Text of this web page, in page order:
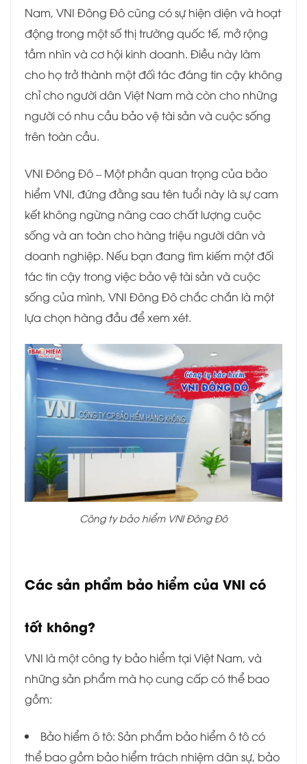
Nam, VNI Đông Đô cũng có sự hiện diện và hoạt
động trong một số thị trường quốc tế, mở rộng
tầm nhìn và cơ hội kinh doanh. Điều này làm
cho họ trở thành một đối tác đáng tin cậy không
chỉ cho người dân Việt Nam mà còn cho những
người có nhu cầu bảo vệ tài sản và cuộc sống
trên toàn cầu.
VNI Đông Đô – Một phần quan trọng của bảo
hiểm VNI, đứng đằng sau tên tuổi này là sự cam
kết không ngừng nâng cao chất lượng cuộc
sống và an toàn cho hàng triệu người dân và
doanh nghiệp. Nếu bạn đang tìm kiếm một đối
tác tin cậy trong việc bảo vệ tài sản và cuộc
sống của mình, VNI Đông Đô chắc chắn là một
lựa chọn hàng đầu để xem xét.
Công ty bảo hiểm VNI Đông Đô
Các sản phẩm bảo hiểm của VNI có
tốt không?
VNI là một công ty bảo hiểm tại Việt Nam, và
những sản phẩm mà họ cung cấp có thể bao
gồm:
Bảo hiểm ô tô: Sản phẩm bảo hiểm ô tô có
thể bao gồm bảo hiểm trách nhiệm dân sự, bảo